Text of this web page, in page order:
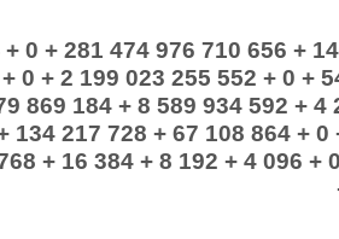
0 + 281 474 976 710 656 +
0 + 2 199 023 255 552 + 0 +
869 184 + 8 589 934 592 + 4
134 217 728 + 67 108 864 + 0
+ 16 384 + 8 192 + 4 096 +